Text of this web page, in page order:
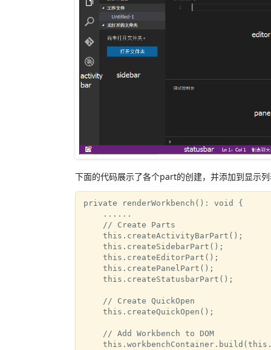
下面的代码展示了各个part的创建，并添加到显示
private renderWorkbench(): void {
    ......
    // Create Parts
    this.createActivityBarPart();
    this.createSidebarPart();
    this.createEditorPart();
    this.createPanelPart();
    this.createStatusbarPart();
    // Create QuickOpen
    this.createQuickOpen();
    // Add Workbench to DOM